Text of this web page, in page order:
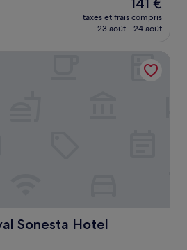
nouveau
prix
de
141 €
141 €
taxes et frais compris
23 août - 24 août
Sonesta Hotel
Hotel Chicago Loop